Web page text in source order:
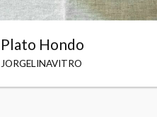
Plato Hondo
JORGELINAVITRO